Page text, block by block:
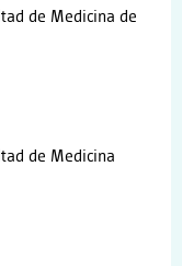
de Medicina de
de Medicina